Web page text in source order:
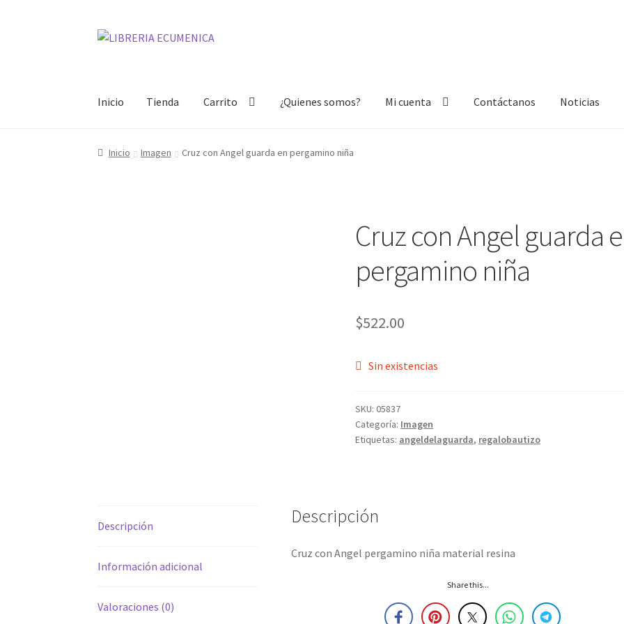
Ir
Ir
Inicio Tienda Carrito ¿Quienes somos? Mi cuenta Contáctanos Noticias
Inicio Tienda Carrito ¿Quienes somos? Mi cuenta Contáctanos
Inicio Imagen Cruz con Angel guarda en pergamino niña
Cruz con Angel guarda
pergamino niña
$522.00
Sin existencias
SKU:05837
Categoría: Imagen
Etiquetas: angeldelaguarda, regalobautizo
Descripción
Información adicional
Valoraciones (0)
Descripción
Cruz con Angel pergamino niña material resina
Share this...